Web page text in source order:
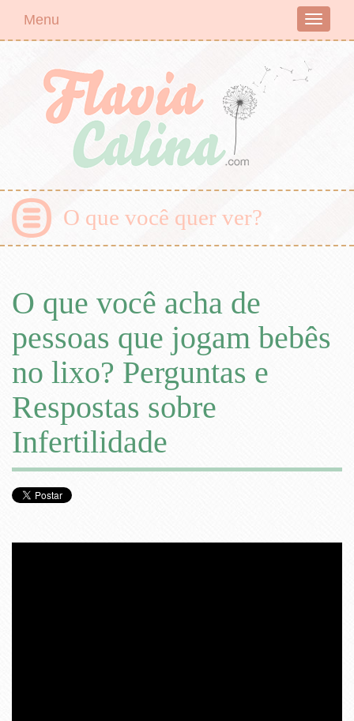
Toggle
Menu
O que você quer ver?
O que você acha de
pessoas que jogam bebês
no lixo? Perguntas e
Respostas sobre
Infertilidade